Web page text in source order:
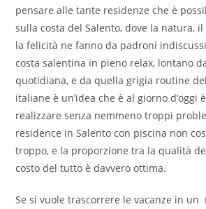
pensare alle tante residenze che è
sulla costa del Salento, dove la natura, il
la felicità ne fanno da padroni
costa salentina in pieno relax, lontano
quotidiana, e da quella grigia routine
italiane è un’idea che è al giorno d’oggi
realizzare senza nemmeno troppi
residence in Salento con piscina non
troppo, e la proporzione tra la qualità
costo del tutto è davvero ottima.
Se si vuole trascorrere le vacanze in un